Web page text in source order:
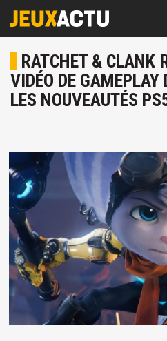
RATCHET & CLANK
VIDÉO DE
LES NOUVEAUTÉS